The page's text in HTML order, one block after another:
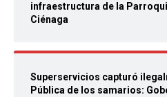
infraestructura de la
Ciénaga
Superservicios capturó
Pública de los samarios: